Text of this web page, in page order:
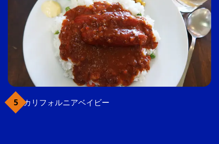
カリフォルニアベイビー